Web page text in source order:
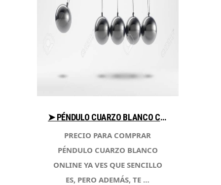
➤ PÉNDULO CUARZO BLANCO COMPARA PRECIOS PARA COMPRAR EN LIBRERIAESOTERICA.NET
PRECIO PARA COMPRAR
PÉNDULO CUARZO BLANCO
ONLINE YA VES QUE SENCILLO
ES, PERO ADEMÁS, TE …